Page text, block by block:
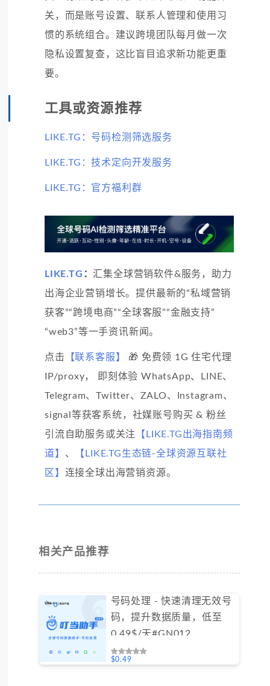
关，而是账号设置、联系人管理和使用习
惯的系统组合。建议跨境团队每月做一次
隐私设置复查，这比盲目追求新功能更重
要。
工具或资源推荐
LIKE.TG：号码检测筛选服务
LIKE.TG：技术定向开发服务
LIKE.TG：官方福利群
LIKE.TG ： 汇集全球营销软件&服务，助力
出海企业营销增长。提供最新的“私域营销
获客”“跨境电商”“全球客服”“金融支持”
“web3”等一手资讯新闻。
点击 【联系客服】
🎁 免费领 1G 住宅代理
IP/proxy， 即刻体验 WhatsApp、LINE、
Telegram、Twitter、ZALO、Instagram、
signal等获客系统，社媒账号购买 & 粉丝
引流自助服务或关注
【LIKE.TG出海指南频
道】 、
【LIKE.TG生态链-全球资源互联社
区】 连接全球出海营销资源。
相关产品推荐
号码处理 - 快速清理无效号
码，提升数据质量，低至
0.49$/天#GN012
$0.49